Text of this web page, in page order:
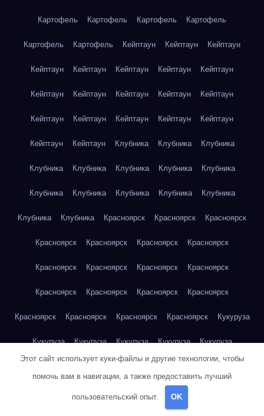
Картофель Картофель Картофель Картофель
Картофель Картофель Кейптаун Кейптаун Кейптаун
Кейптаун Кейптаун Кейптаун Кейптаун Кейптаун
Кейптаун Кейптаун Кейптаун Кейптаун Кейптаун
Кейптаун Кейптаун Кейптаун Кейптаун Кейптаун
Кейптаун Кейптаун Клубника Клубника Клубника
Клубника Клубника Клубника Клубника Клубника
Клубника Клубника Клубника Клубника Клубника
Клубника Клубника Красноярск Красноярск Красноярск
Красноярск Красноярск Красноярск Красноярск
Красноярск Красноярск Красноярск Красноярск
Красноярск Красноярск Красноярск Красноярск
Красноярск Красноярск Красноярск Красноярск Кукуруза
Кукуруза Кукуруза Кукуруза Кукуруза Кукуруза
Этот сайт использует куки-файлы и другие технологии, чтобы
помочь вам в навигации, а также предоставить лучший
пользовательский опыт. OK